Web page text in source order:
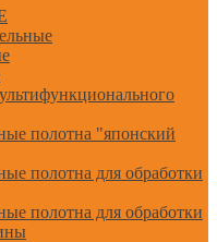
полотна "японский
полотна для обработки
полотна для обработки